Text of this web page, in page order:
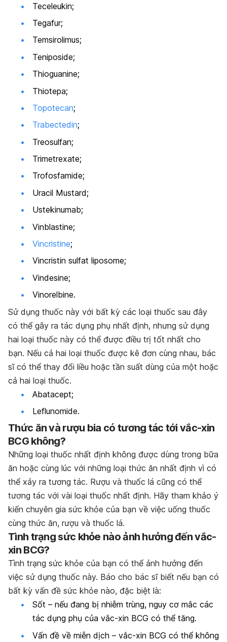
Teceleukin;
Tegafur;
Temsirolimus;
Teniposide;
Thioguanine;
Thiotepa;
Topotecan;
Trabectedin;
Treosulfan;
Trimetrexate;
Trofosfamide;
Uracil Mustard;
Ustekinumab;
Vinblastine;
Vincristine;
Vincristin sulfat liposome;
Vindesine;
Vinorelbine.
Sử dụng thuốc này với bất kỳ các loại thuốc sau đây
có thể gây ra tác dụng phụ nhất định, nhưng sử dụng
hai loại thuốc này có thể được điều trị tốt nhất cho
bạn. Nếu cả hai loại thuốc được kê đơn cùng nhau, bác
sĩ có thể thay đổi liều hoặc tần suất dùng của một hoặc
cả hai loại thuốc.
Abatacept;
Leflunomide.
Thức ăn và rượu bia có tương tác tới vắc-xin
BCG không?
Những loại thuốc nhất định không được dùng trong bữa
ăn hoặc cùng lúc với những loại thức ăn nhất định vì có
thể xảy ra tương tác. Rượu và thuốc lá cũng có thể
tương tác với vài loại thuốc nhất định. Hãy tham khảo ý
kiến chuyên gia sức khỏe của bạn về việc uống thuốc
cùng thức ăn, rượu và thuốc lá.
Tình trạng sức khỏe nào ảnh hưởng đến vắc-
xin BCG?
Tình trạng sức khỏe của bạn có thể ảnh hưởng đến
việc sử dụng thuốc này. Báo cho bác sĩ biết nếu bạn có
bất kỳ vấn đề sức khỏe nào, đặc biệt là:
Sốt – nếu đang bị nhiễm trùng, nguy cơ mắc các
tác dụng phụ của vắc-xin BCG có thể tăng.
Vấn đề về miễn dịch – vắc-xin BCG có thể không